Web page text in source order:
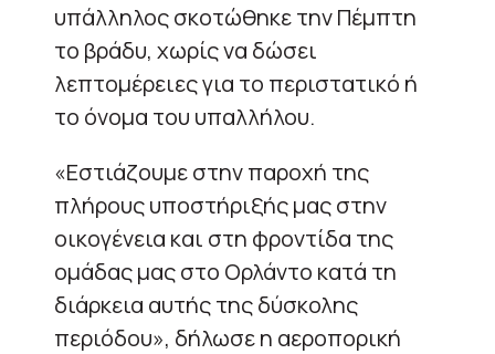
υπάλληλος σκοτώθηκε την Πέμπτη
το βράδυ, χωρίς να δώσει
λεπτομέρειες για το περιστατικό ή
το όνομα του υπαλλήλου.
«Εστιάζουμε στην παροχή της
πλήρους υποστήριξής μας στην
οικογένεια και στη φροντίδα της
ομάδας μας στο Ορλάντο κατά τη
διάρκεια αυτής της δύσκολης
περιόδου», δήλωσε η αεροπορική